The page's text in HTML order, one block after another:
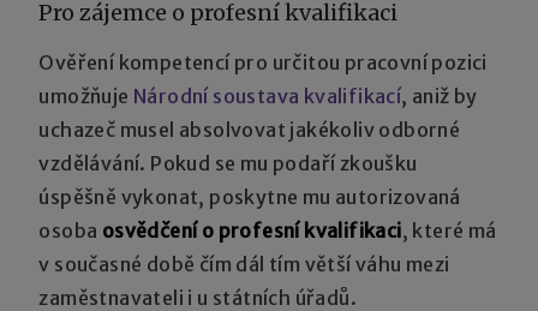
Pro zájemce o profesní kvalifikaci
Ověření kompetencí pro určitou pracovní pozici
umožňuje Národní soustava kvalifikací, aniž by
uchazeč musel absolvovat jakékoliv odborné
vzdělávání. Pokud se mu podaří zkoušku
úspěšně vykonat, poskytne mu autorizovaná
osoba osvědčení o profesní kvalifikaci, které má
v současné době čím dál tím větší váhu mezi
zaměstnavateli i u státních úřadů.